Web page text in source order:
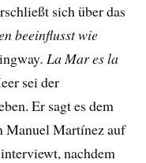
sich über das
beeinflusst wie
. La Mar es la
sei der
Er sagt es dem
Manuel Martínez auf
interviewt, nachdem